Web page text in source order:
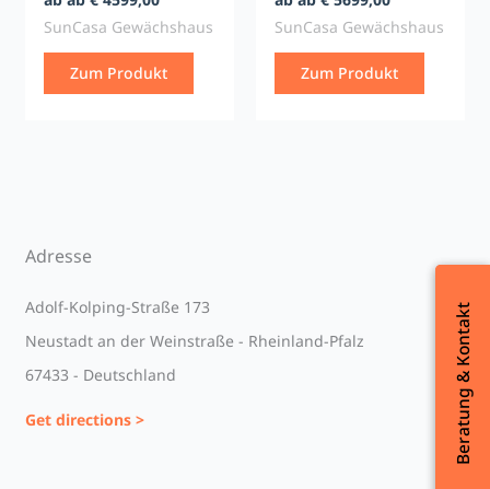
SunCasa Gewächshaus
Zum Produkt
SunCasa Gewächshaus
Zum Produkt
Adresse
Adolf-Kolping-Straße 173
Neustadt an der Weinstraße - Rheinland-Pfalz
67433 - Deutschland
Get directions > Beratung & Kontakt
Beratung & Kontakt